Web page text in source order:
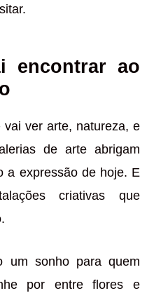
encontrar ao
ver arte, natureza, e
de arte abrigam
a expressão de hoje. E
criativas que
um sonho para quem
por entre flores e